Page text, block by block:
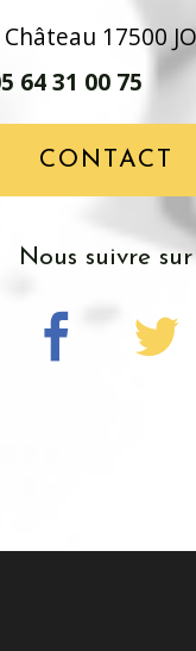
17500
64 31 00 75
CONTACT
nous suivre sur